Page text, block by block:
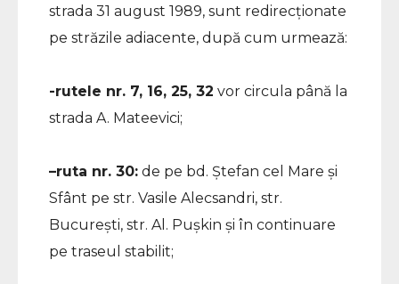
strada 31 august 1989, sunt redirecționate
pe străzile adiacente, după cum urmează:
-rutele nr. 7, 16, 25, 32 vor circula până la
strada A. Mateevici;
–ruta nr. 30: de pe bd. Ștefan cel Mare și
Sfânt pe str. Vasile Alecsandri, str.
București, str. Al. Pușkin și în continuare
pe traseul stabilit;